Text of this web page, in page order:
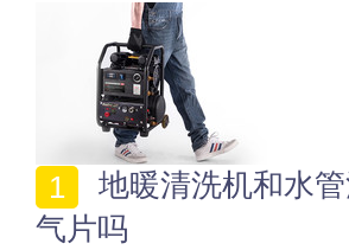
气片吗